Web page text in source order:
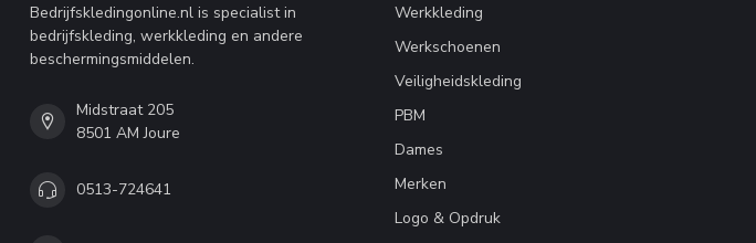
Bedrijfskledingonline.nl is specialist in
bedrijfskleding, werkkleding en andere
beschermingsmiddelen.
Midstraat 205
8501 AM Joure
0513-724641
Werkkleding
Werkschoenen
Veiligheidskleding
PBM
Dames
Merken
Logo & Opdruk